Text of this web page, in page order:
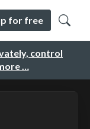
control
…
for free